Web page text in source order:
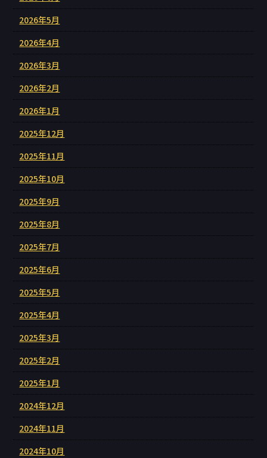
2026年5月
2026年4月
2026年3月
2026年2月
2026年1月
2025年12月
2025年11月
2025年10月
2025年9月
2025年8月
2025年7月
2025年6月
2025年5月
2025年4月
2025年3月
2025年2月
2025年1月
2024年12月
2024年11月
2024年10月